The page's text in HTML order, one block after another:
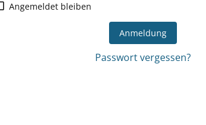
Angemeldet bleiben
Passwort vergessen?